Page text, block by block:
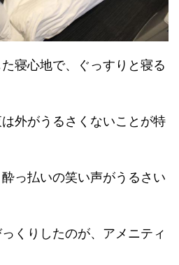
寝心地で、ぐっすりと寝る
外がうるさくないことが特
っ払いの笑い声がうるさい
くりしたのが、アメニティ